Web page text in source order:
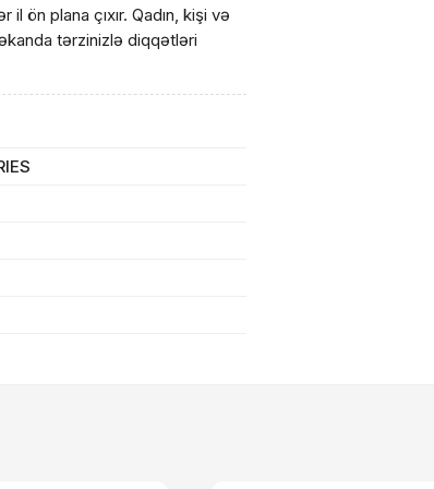
ön plana çıxır. Qadın, kişi və
tərzinizlə diqqətləri